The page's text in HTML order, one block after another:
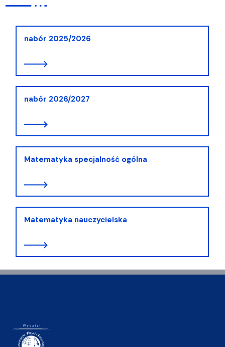
nabór 2025/2026
nabór 2026/2027
Matematyka specjalność ogólna
Matematyka nauczycielska